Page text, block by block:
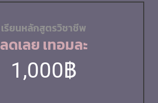
เรียนหลักสูตรวิชาชีพ
ลดเลยเทอมละ
1,000฿